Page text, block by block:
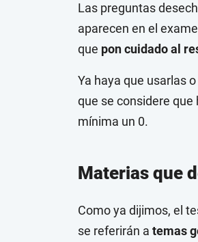
Las preguntas
aparecen en el
que pon cuidado al
Ya haya que usarlas
que se considere
mínima un 0.
Materias que
Como ya dijimos, el
se referirán a temas